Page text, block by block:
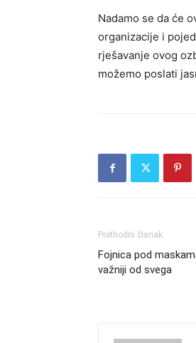
Nadamo se da će
organizacije i
rješavanje ovog
možemo poslati
Prethodni članak
Fojnica pod
važniji od svega